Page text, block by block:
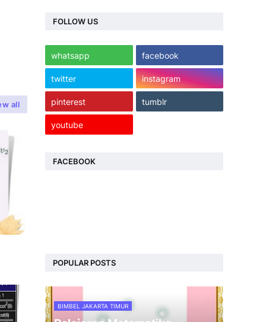
all
FOLLOW US
whatsapp facebook
twitter instagram
pinterest tumblr
youtube
FACEBOOK
POPULAR POSTS
BIMBEL JAKARTA TIMUR